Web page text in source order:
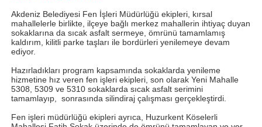
Akdeniz Belediyesi Fen İşleri Müdürlüğü ekipleri, kırsal
mahallelerle birlikte, ilçeye bağlı merkez mahallerin ihtiyaç duyan
sokaklarına da sıcak asfalt sermeye, ömrünü tamamlamış
kaldırım, kilitli parke taşları ile bordürleri yenilemeye devam
ediyor.
Hazırladıkları program kapsamında sokaklarda yenileme
hizmetine hız veren fen işleri ekipleri, son olarak Yeni Mahalle
5308, 5309 ve 5310 sokaklarda sıcak asfalt serimini
tamamlayıp, sonrasında silindiraj çalışması gerçekleştirdi.
Fen işleri müdürlüğü ekipleri ayrıca, Huzurkent Köselerli